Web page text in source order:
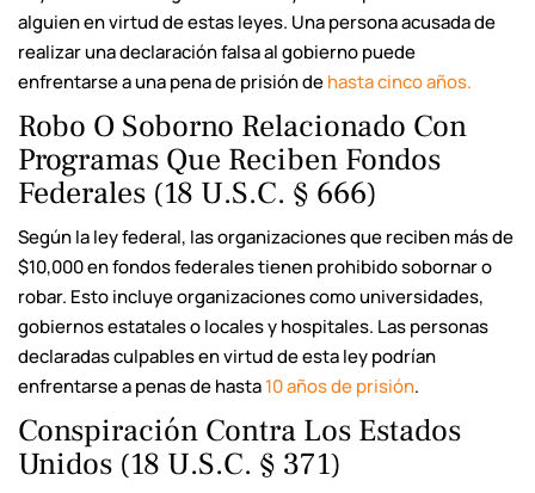
alguien en virtud de estas leyes. Una persona acusada de
realizar una declaración falsa al gobierno puede
enfrentarse a una pena de prisión dehasta cinco años.
Robo O Soborno Relacionado Con
Programas Que Reciben Fondos
Federales (18 U.S.C. § 666)
Según la ley federal, las organizaciones que reciben más de
$10,000 en fondos federales tienen prohibido sobornar o
robar. Esto incluye organizaciones como universidades,
gobiernos estatales o locales y hospitales. Las personas
declaradas culpables en virtud de esta ley podrían
enfrentarse a penas de hasta10 años de prisión.
Conspiración Contra Los Estados
Unidos (18 U.S.C. § 371)